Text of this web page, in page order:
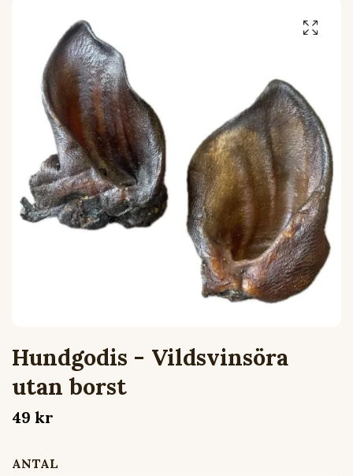
Hundgodis - Vildsvinsöra
utan borst
49 kr
ANTAL